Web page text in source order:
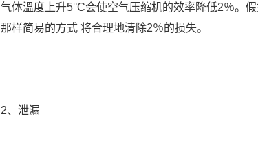
气体溫度上升5°C会使空气压缩机的效率降低2％。
那样简易的方式 将合理地清除2％的损失。
2、泄漏